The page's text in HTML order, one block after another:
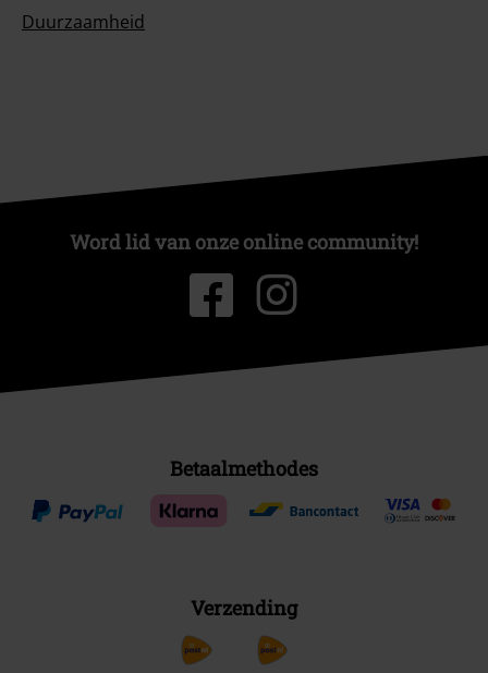
Duurzaamheid
Word lid van onze online community!
Betaalmethodes
Verzending